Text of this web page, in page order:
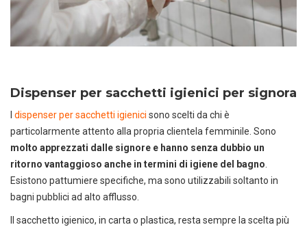
Dispenser per sacchetti igienici per signora
dispenser per sacchetti igienici sono scelti da chi è
particolarmente attento alla propria clientela femminile. Sono
molto apprezzati dalle signore e hanno senza dubbio un
ritorno vantaggioso anche in termini di igiene del bagno
Esistono pattumiere specifiche, ma sono utilizzabili soltanto in
bagni pubblici ad alto afflusso.
Il sacchetto igienico, in carta o plastica, resta sempre la scelta più